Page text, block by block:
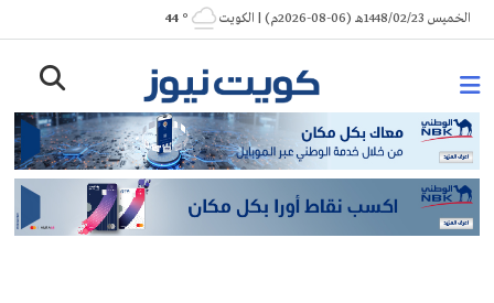
Skip
to
الخميس 1448/02/23هـ (06-08-2026م) | الكويت ° 44